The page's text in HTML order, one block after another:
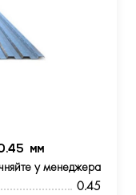
мм
у менеджера
0.45